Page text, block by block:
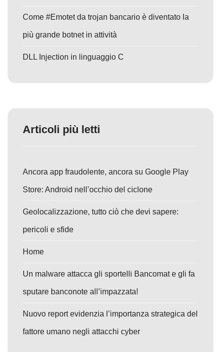
Come #Emotet da trojan bancario è diventato la
più grande botnet in attività
DLL Injection in linguaggio C
Articoli più letti
Ancora app fraudolente, ancora su Google Play
Store: Android nell’occhio del ciclone
Geolocalizzazione, tutto ciò che devi sapere:
pericoli e sfide
Home
Un malware attacca gli sportelli Bancomat e gli fa
sputare banconote all’impazzata!
Nuovo report evidenzia l’importanza strategica del
fattore umano negli attacchi cyber